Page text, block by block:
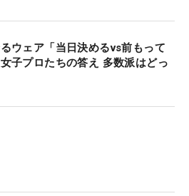
ウェア「当日決めるvs前もって
子プロたちの答え 多数派はどっ